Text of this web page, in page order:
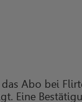
Abo bei
Eine